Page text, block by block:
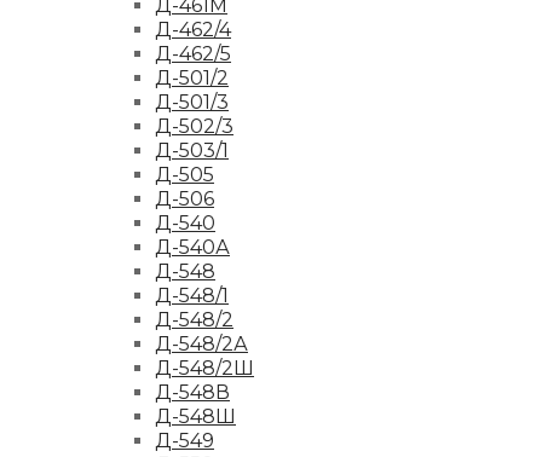
Д-461М
Д-462/4
Д-462/5
Д-501/2
Д-501/3
Д-502/3
Д-503/1
Д-505
Д-506
Д-540
Д-540А
Д-548
Д-548/1
Д-548/2
Д-548/2А
Д-548/2Ш
Д-548В
Д-548Ш
Д-549